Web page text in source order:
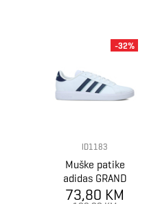
ID1183
Muške patike
adidas GRAND
COURT BASE 2
73,80 KM
-32%